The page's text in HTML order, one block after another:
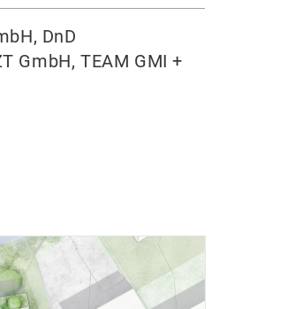
DnD
GmbH, TEAM GMI +